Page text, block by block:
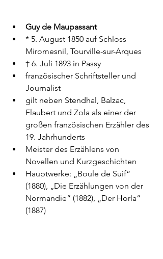
Guy de Maupassant
* 5. August 1850 auf Schloss
Miromesnil , Tourville-sur-Arques
† 6. Juli 1893 in Passy
französischer Schriftsteller und
Journalist
gilt neben Stendhal, Balzac,
Flaubert und Zola als einer der
großen französischen Erzähler des
19. Jahrhunderts
Meister des Erzählens von
Novellen und Kurzgeschichten
Hauptwerke: „Boule de Suif“
(1880), „Die Erzählungen von der
Normandie“ (1882), „Der Horla“
(1887)